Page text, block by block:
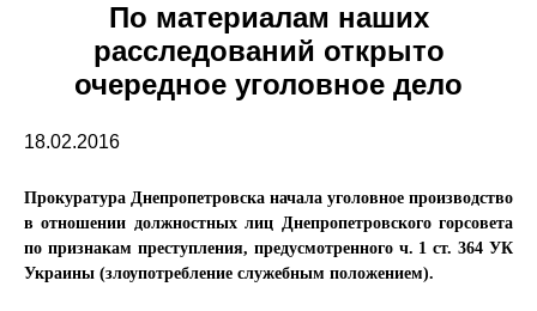
По материалам наших
расследований открыто
очередное уголовное дело
18.02.2016
Прокуратура Днепропетровска начала уголовное производство
в отношении должностных лиц Днепропетровского горсовета
по признакам преступления, предусмотренного ч. 1 ст. 364 УК
Украины (злоупотребление служебным положением).